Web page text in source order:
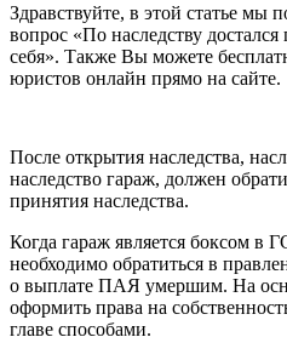
Здравствуйте, в этой статье мы
вопрос «По наследству достался
себя». Также Вы можете
юристов онлайн прямо на сайте.
После открытия наследства,
наследство гараж, должен
принятия наследства.
Когда гараж является боксом в
необходимо обратиться в
о выплате ПАЯ умершим. На
оформить права на
главе способами.